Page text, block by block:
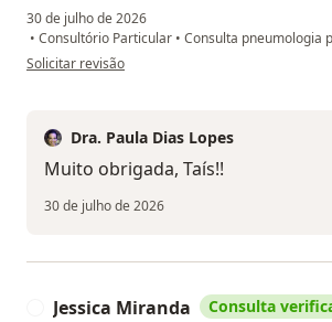
30 de julho de 2026
• Consultório Particular • Consulta pneumologia
na opinião do utilizador Taís Borges
Solicitar revisão
Dra. Paula Dias Lopes
Muito obrigada, Taís!!
30 de julho de 2026
Jessica Miranda Consulta